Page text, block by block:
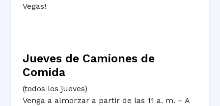
Vegas!
Jueves de Camiones de
Comida
(todos los jueves)
Venga a almorzar a partir de las 11 a. m. – A